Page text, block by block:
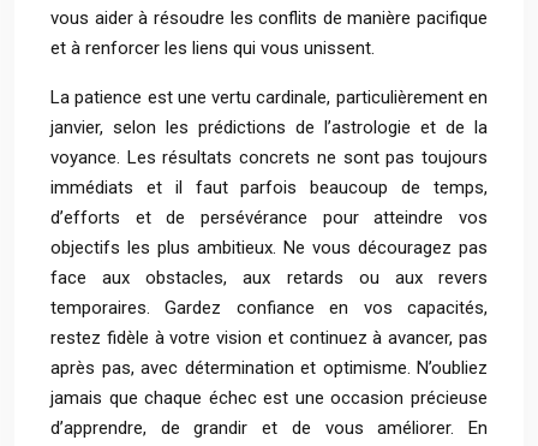
vous aider à résoudre les conflits de manière pacifique
et à renforcer les liens qui vous unissent.
La patience est une vertu cardinale, particulièrement en
janvier, selon les prédictions de l’astrologie et de la
voyance. Les résultats concrets ne sont pas toujours
immédiats et il faut parfois beaucoup de temps,
d’efforts et de persévérance pour atteindre vos
objectifs les plus ambitieux. Ne vous découragez pas
face aux obstacles, aux retards ou aux revers
temporaires. Gardez confiance en vos capacités,
restez fidèle à votre vision et continuez à avancer, pas
après pas, avec détermination et optimisme. N’oubliez
jamais que chaque échec est une occasion précieuse
d’apprendre, de grandir et de vous améliorer. En